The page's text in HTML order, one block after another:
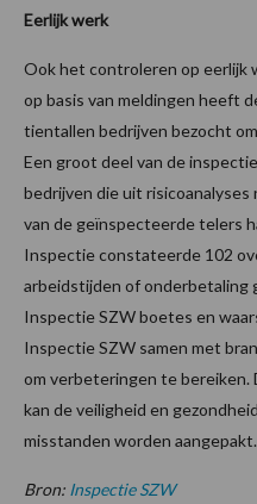
Eerlijk werk
Ook het controleren op eerlijk
op basis van meldingen heeft
tientallen bedrijven bezocht
Een groot deel van de
bedrijven die uit
van de geïnspecteerde telers
Inspectie constateerde 102
arbeidstijden of onderbetaling
Inspectie SZW boetes en
Inspectie SZW samen met
om verbeteringen te bereiken.
kan de veiligheid en
misstanden worden aangepakt.
Bron: Inspectie SZW